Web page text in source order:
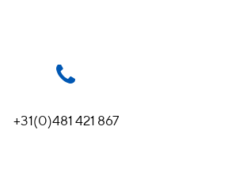
+31(0)481 421 867